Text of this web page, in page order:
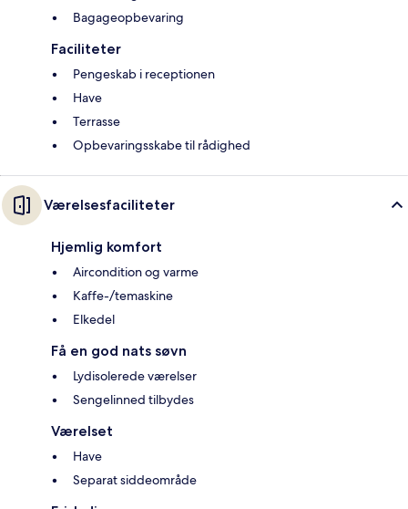
Bagageopbevaring
Faciliteter
Pengeskab i receptionen
Have
Terrasse
Opbevaringsskabe til rådighed
Værelsesfaciliteter
Hjemlig komfort
Aircondition og varme
Kaffe-/temaskine
Elkedel
Få en god nats søvn
Lydisolerede værelser
Sengelinned tilbydes
Værelset
Have
Separat siddeområde